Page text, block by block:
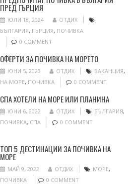
ПРЕД ГЪРЦИЯ
ЮЛИ 18, 2024
ОТДИХ
БЪЛГАРИЯ, ГЪРЦИЯ, ПОЧИВКА
0 COMMENT
ОФЕРТИ ЗА ПОЧИВКА НА МОРЕТО
ЮНИ 5, 2023 ОТДИХ ВАКАНЦИЯ,
НА МОРЕ, ПОЧИВКА 0 COMMENT
СПА ХОТЕЛИ НА МОРЕ ИЛИ ПЛАНИНА
ЮНИ 6, 2022 ОТДИХ БЪЛГАРИЯ,
ПОЧИВКА, СПА 0 COMMENT
ТОП 5 ДЕСТИНАЦИИ ЗА ПОЧИВКА НА
МОРЕ
МАЙ 9, 2022 ОТДИХ МОРЕ,
ПОЧИВКА
0 COMMENT